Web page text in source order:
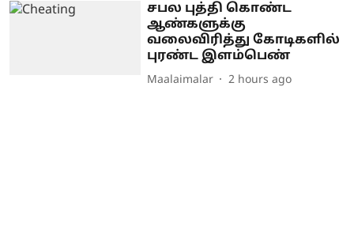
சபல புத்தி கொண்ட
ஆண்களுக்கு
வலைவிரித்து கோடிகளில்
புரண்ட இளம்பெண்
Maalaimalar 2 hours ago